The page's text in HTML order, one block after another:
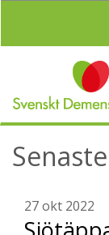
l
27 okt 2022